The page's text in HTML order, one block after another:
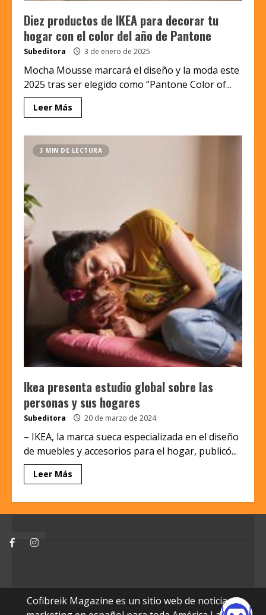
Diez productos de IKEA para decorar tu
hogar con el color del año de Pantone
Subeditora 3 de enero de 2025
Mocha Mousse marcará el diseño y la moda este
2025 tras ser elegido como “Pantone Color of...
Leer Más
3 MIN DE LECTURA
Ikea presenta estudio global sobre las
personas y sus hogares
Subeditora 20 de marzo de 2024
– IKEA, la marca sueca especializada en el diseño
de muebles y accesorios para el hogar, publicó...
Leer Más
FacebookInstagram
Cofibreik Magazine es un sitio web de noticias y